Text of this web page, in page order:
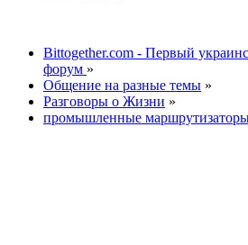
Bittogether.com - Первый
форум »
Общение на разные темы »
Разговоры о Жизни »
промышленные